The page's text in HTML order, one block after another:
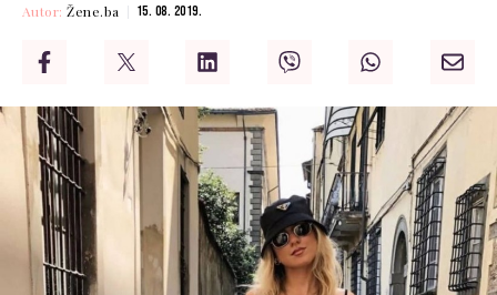
Autor:Žene.ba 15. 08. 2019.